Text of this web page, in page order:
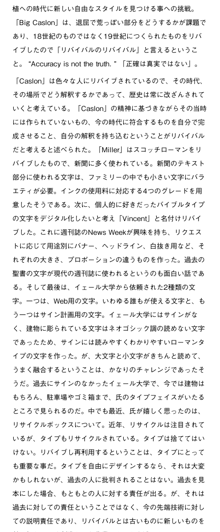
植への時代に新しい自由なスタイルを見つける事への挑戦。
「Big Caslon」は、退屈で荒っぽい部分をどうするかが課題で
あり、18世紀のものではなく19世紀につくられたものをリバ
イブしたので「リバイバルのリバイバル」と言えるというこ
と。 “Accuracy is not the truth. ” 「正確は真実ではない」。
「Caslon」は色々な人にリバイブされているので、その時代、
その場所でどう解釈するかであって、歴史は常に改ざんされて
いくと考えている。「Caslon」の精神に基づきながらその当時
には作られていないもの、今の時代に符合するものを自分で完
成させること、自分の解釈を持ち込むということがリバイバル
だと考えると述べられた。「Miller」はスコッチローマンをリ
バイブしたもので、新聞に多く使われている。新聞のテキスト
部分に使われる文字は、ファミリーの中でも小さい文字にバラ
エティが必要。インクの使用料に対応する4つのグレードを用
意したそうである。次に、個人的に好きだったバイブルタイプ
の文字をデジタル化したいと考え「Vincent」と名付けリバイ
ブした。これに週刊誌のNews Weekが興味を持ち、リクエス
トに応じて用途別にバナー、ヘッドライン、白抜き用など、そ
れぞれの大きさ、プロポーションの違うものを作った。過去の
聖書の文字が現代の週刊誌に使われるというのも面白い話であ
る。そして最後は、イェール大学から依頼された2種類の文
字。一つは、Web用の文字。いわゆる誰もが使える文字と、も
う一つはサイン計画用の文字。イェール大学にはサインがな
く、建物に彫られている文字はネオゴシック調の読めない文字
であったため、サインには読みやすくわかりやすいローマンタ
イプの文字を作った。が、大文字と小文字がきちんと読めて、
うまく融合するということは、かなりのチャレンジであったそ
うだ。過去にサインのなかったイェール大学で、今では建物は
もちろん、駐車場やゴミ箱まで、氏のタイプフェイスがいたる
ところで見られるのだ。中でも最近、氏が嬉しく思ったのは、
リサイクルボックスについて。近年、リサイクルは注目されて
いるが、タイプもリサイクルされている。タイプは捨ててはい
けない。リバイブし再利用するということは、タイプにとって
も重要な事だ。タイプを自由にデザインするなら、それは大変
かもしれないが、過去の人に批判されることはない。過去を見
本にした場合、もともとの人に対する責任が出る。が、それは
過去に対しての責任ということではなく、今の先端技術に対し
ての説明責任であり、リバイバルとは古いものに新しいものを